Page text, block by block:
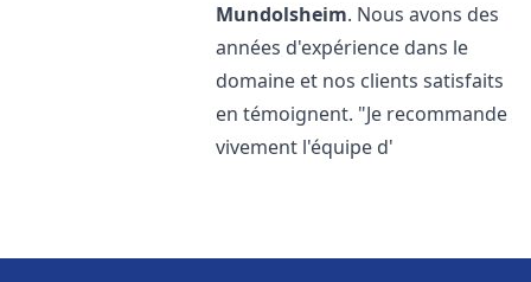
Mundolsheim. Nous avons des
années d'expérience dans le
domaine et nos clients satisfaits
en témoignent. "Je recommande
vivement l'équipe d'